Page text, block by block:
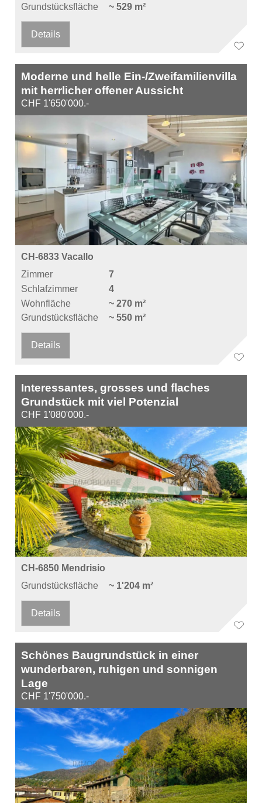
Grundstücksfläche
~ 529 m²
Details
Moderne und helle Ein-/Zweifamilienvilla
mit herrlicher offener Aussicht
CHF 1'650'000.-
CH-6833 Vacallo
Zimmer
7
Schlafzimmer
4
Wohnfläche
~ 270 m²
Grundstücksfläche
~ 550 m²
Details
Interessantes, grosses und flaches
Grundstück mit viel Potenzial
CHF 1'080'000.-
CH-6850 Mendrisio
Grundstücksfläche
~ 1'204 m²
Details
Schönes Baugrundstück in einer
wunderbaren, ruhigen und sonnigen
Lage
CHF 1'750'000.-